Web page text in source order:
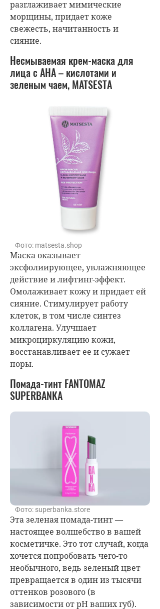
разглаживает мимические
морщины, придает коже
свежесть, начитанность и
сияние.
Несмываемая крем-маска для
лица с AHA – кислотами и
зеленым чаем, MATSESTA
Фото: matsesta.shop
Маска оказывает
эксфолиирующее, увлажняющее
действие и лифтинг-эффект.
Омолаживает кожу и придает ей
сияние. Стимулирует работу
клеток, в том числе синтез
коллагена. Улучшает
микроциркуляцию кожи,
восстанавливает ее и сужает
поры.
Помада-тинт FANTOMAZ
SUPERBANKA
Фото: superbanka.store
Эта зеленая помада-тинт —
настоящее волшебство в вашей
косметичке. Это тот случай, когда
хочется попробовать чего-то
необычного, ведь зеленый цвет
превращается в один из тысячи
оттенков розового (в
зависимости от pH ваших губ).